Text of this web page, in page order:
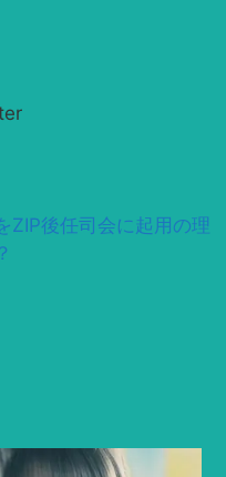
ZIP後任司会に起用の理